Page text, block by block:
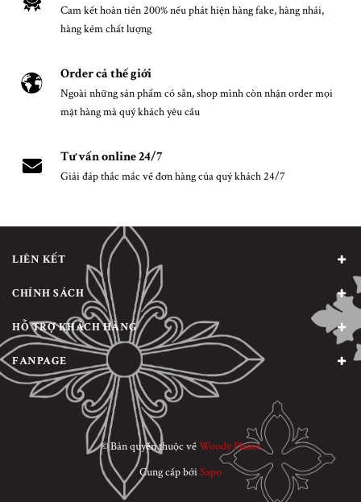
Cam kết hoàn tiền 200% nếu phát hiện hàng fake, hàng nhái,
hàng kém chất lượng
Order cả thế giới
Ngoài những sản phẩm có sẵn, shop mình còn nhận order mọi
mặt hàng mà quý khách yêu cầu
Tư vấn online 24/7
Giải đáp thắc mắc về đơn hàng của quý khách 24/7
LIÊN KẾT
CHÍNH SÁCH
HỖ TRỢ KHÁCH HÀNG
FANPAGE
© Bản quyền thuộc vềWoody Planet
Cung cấp bởiSapo